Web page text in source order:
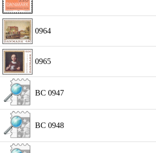
0964
0965
BC 0947
BC 0948